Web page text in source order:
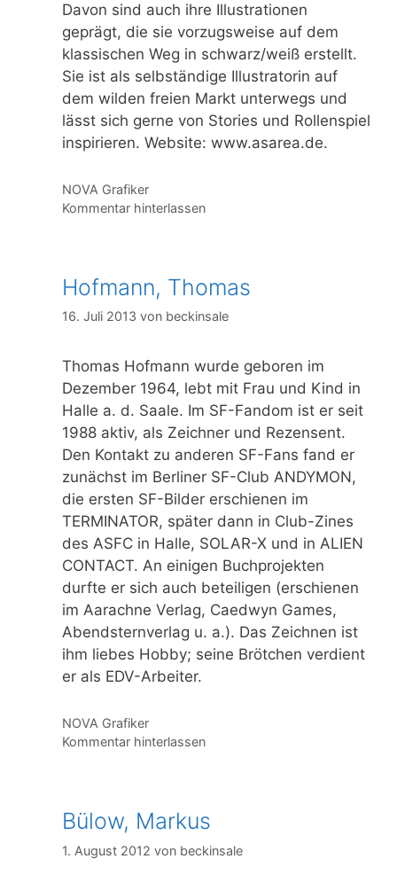
Davon sind auch ihre Illustrationen
geprägt, die sie vorzugsweise auf dem
klassischen Weg in schwarz/weiß erstellt.
Sie ist als selbständige Illustratorin auf
dem wilden freien Markt unterwegs und
lässt sich gerne von Stories und Rollenspiel
inspirieren. Website: www.asarea.de.
Kategorien
NOVA Grafiker
Kommentar hinterlassen
Hofmann, Thomas
16. Juli 2013 von beckinsale
Thomas Hofmann wurde geboren im
Dezember 1964, lebt mit Frau und Kind in
Halle a. d. Saale. Im SF-Fandom ist er seit
1988 aktiv, als Zeichner und Rezensent.
Den Kontakt zu anderen SF-Fans fand er
zunächst im Berliner SF-Club ANDYMON,
die ersten SF-Bilder erschienen im
TERMINATOR, später dann in Club-Zines
des ASFC in Halle, SOLAR-X und in ALIEN
CONTACT. An einigen Buchprojekten
durfte er sich auch beteiligen (erschienen
im Aarachne Verlag, Caedwyn Games,
Abendsternverlag u. a.). Das Zeichnen ist
ihm liebes Hobby; seine Brötchen verdient
er als EDV-Arbeiter.
Kategorien
NOVA Grafiker
Kommentar hinterlassen
Bülow, Markus
1. August 2012 von beckinsale